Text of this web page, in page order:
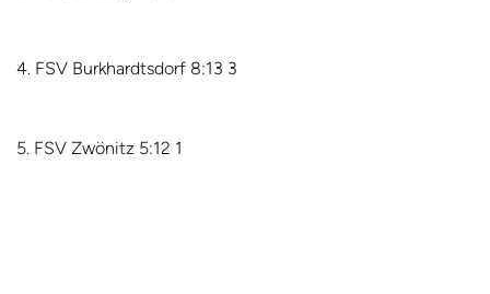
4. FSV Burkhardtsdorf 8:13 3
5. FSV Zwönitz 5:12 1